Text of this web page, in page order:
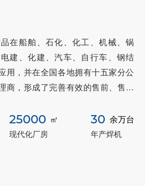
在船舶、石化、化工、机械、锅
建、化建、汽车、自行车、钢结
用，并在全国各地拥有十五家分公
商，形成了完善有效的售前、售中
25000 ㎡
现代化厂房
30 余万台
年产焊机